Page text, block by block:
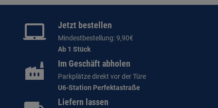
Jetzt bestellen
Mindestbestellung: 9,90€
Ab 1 Stück
Im Geschäft abholen
Parkplätze direkt vor der Türe
U6-Station Perfektastraße
Liefern lassen